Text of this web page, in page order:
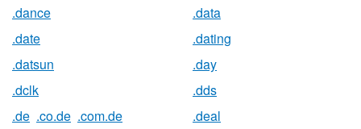
.dance
.data
.date
.dating
.datsun
.day
.dclk
.dds
.de .co.de .com.de
.deal